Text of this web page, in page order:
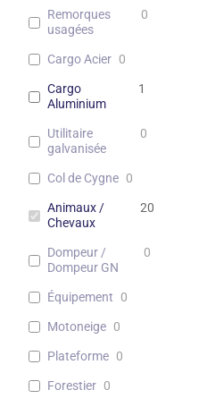
Remorques
usagées
0
Cargo Acier 0
Cargo
Aluminium
1
Utilitaire
galvanisée
0
Col de Cygne 0
Animaux /
Chevaux
20
Dompeur /
Dompeur GN
0
Équipement 0
Motoneige 0
Plateforme 0
Forestier 0